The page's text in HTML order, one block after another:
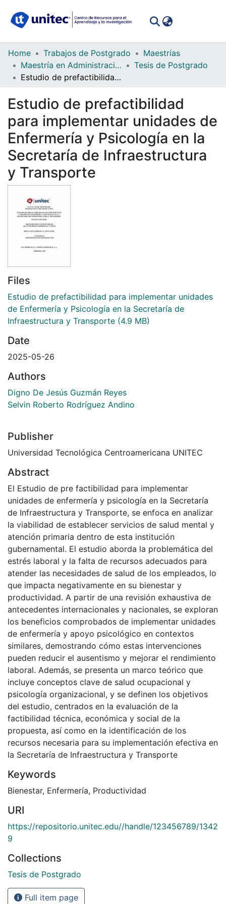
Communities
Collections
All of DSpace
Statistics
Home Trabajos de Postgrado
Maestrías
Maestría en Administración de Proyectos
Tesis de Postgrado
Estudio de prefactibilidad para implementar unidades de Enfermería y Psicología en la Secretaría de Infraestructura y Transporte
Estudio de prefactibilidad
para implementar unidades de
Enfermería y Psicología en la
Secretaría de Infraestructura
y Transporte
Files
Estudio de prefactibilidad para implementar unidades
de Enfermería y Psicología en la Secretaría de
Infraestructura y Transporte (4.9 MB)
Date
2025-05-26
Authors
Digno De Jesús Guzmán Reyes
Selvin Roberto Rodríguez Andino
Publisher
Universidad Tecnológica Centroamericana UNITEC
Abstract
El Estudio de pre factibilidad para implementar
unidades de enfermería y psicología en la Secretaría
de Infraestructura y Transporte, se enfoca en analizar
la viabilidad de establecer servicios de salud mental y
atención primaria dentro de esta institución
gubernamental. El estudio aborda la problemática del
estrés laboral y la falta de recursos adecuados para
atender las necesidades de salud de los empleados, lo
que impacta negativamente en su bienestar y
productividad. A partir de una revisión exhaustiva de
antecedentes internacionales y nacionales, se exploran
los beneficios comprobados de implementar unidades
de enfermería y apoyo psicológico en contextos
similares, demostrando cómo estas intervenciones
pueden reducir el ausentismo y mejorar el rendimiento
laboral. Además, se presenta un marco teórico que
incluye conceptos clave de salud ocupacional y
psicología organizacional, y se definen los objetivos
del estudio, centrados en la evaluación de la
factibilidad técnica, económica y social de la
propuesta, así como en la identificación de los
recursos necesaria para su implementación efectiva en
la Secretaría de Infraestructura y Transporte
Keywords
Bienestar, Enfermería, Productividad
URI
https://repositorio.unitec.edu//handle/123456789/1342
9
Collections
Tesis de Postgrado
Full item page